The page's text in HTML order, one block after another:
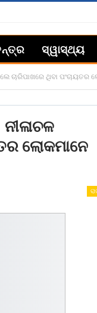
ସ୍ୱାସ୍ଥ୍ୟ
ଥିବା ପଂଚାୟତର
ଲୋକମାନେ